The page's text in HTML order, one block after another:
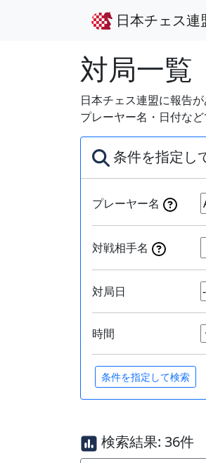
日本チェス
対局一覧
日本チェス連盟に報告
プレーヤー名・日付など
条件を指定し
プレーヤー名
対戦相手名
対局日
時間
検索結果: 36件